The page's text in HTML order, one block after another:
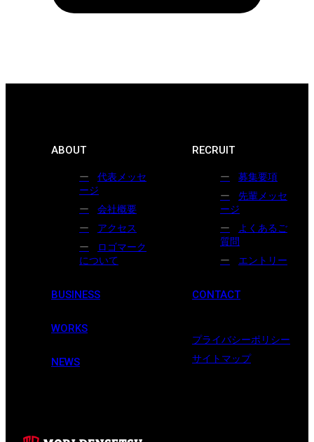
ABOUT
代表メッセ
ージ
会社概要
アクセス
ロゴマーク
について
BUSINESS
WORKS
NEWS
RECRUIT
募集要項
先輩メッセ
ージ
よくあるご
質問
エントリー
CONTACT
プライバシーポリシー
サイトマップ